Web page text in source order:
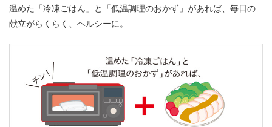
温めた「冷凍ごはん」と「低温調理のおかず」があれば、毎日の
献立がらくらく、ヘルシーに。